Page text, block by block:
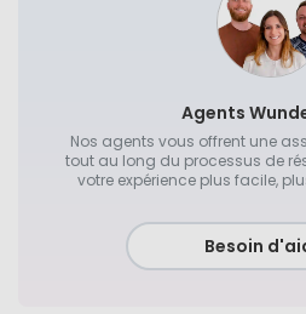
Agents
Nos agents vous offrent une
tout au long du processus de
votre expérience plus facile,
Besoin